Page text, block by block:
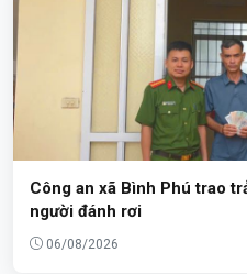
Công an xã Bình Phú trao
người đánh rơi
06/08/2026